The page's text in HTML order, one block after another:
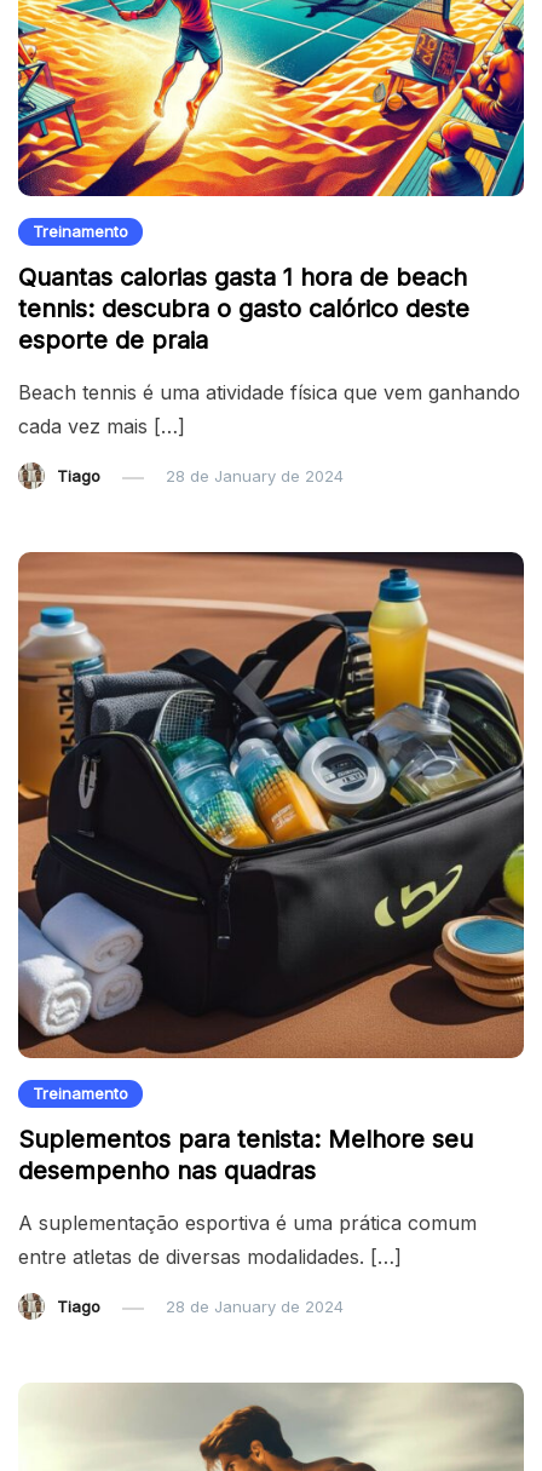
Treinamento
Quantas calorias gasta 1 hora de beach
tennis: descubra o gasto calórico deste
esporte de praia
Beach tennis é uma atividade física que vem ganhando
cada vez mais […]
Tiago 28 de January de 2024
Treinamento
Suplementos para tenista: Melhore seu
desempenho nas quadras
A suplementação esportiva é uma prática comum
entre atletas de diversas modalidades. […]
Tiago 28 de January de 2024